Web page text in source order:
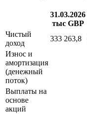
31.03.2026
тыс GBP
Чистый
доход
333 263,8
Износ и
амортизация
(денежный
поток)
Выплаты на
основе
акций